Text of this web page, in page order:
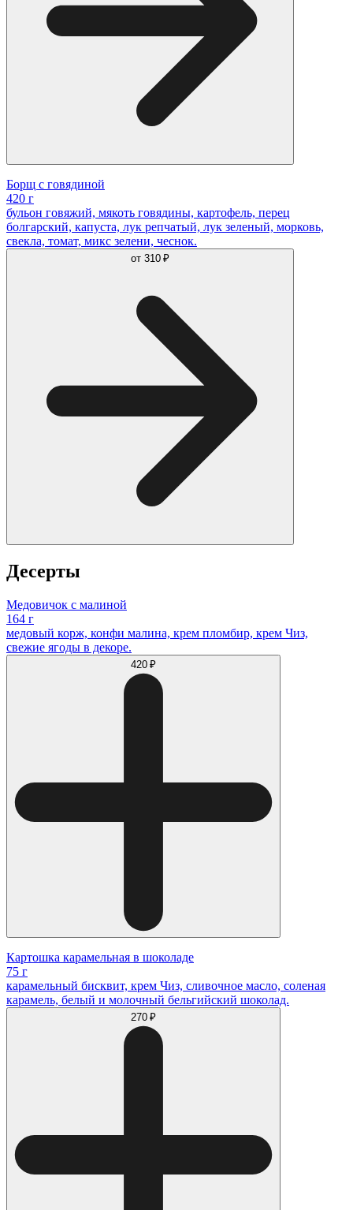
Борщ с говядиной
420 г
бульон говяжий, мякоть говядины, картофель, перец
болгарский, капуста, лук репчатый, лук зеленый, морковь,
свекла, томат, микс зелени, чеснок.
от 310 ₽
Десерты
Медовичок с малиной
164 г
медовый корж, конфи малина, крем пломбир, крем Чиз,
свежие ягоды в декоре.
420 ₽
Картошка карамельная в шоколаде
75 г
карамельный бисквит, крем Чиз, сливочное масло, соленая
карамель, белый и молочный бельгийский шоколад.
270 ₽